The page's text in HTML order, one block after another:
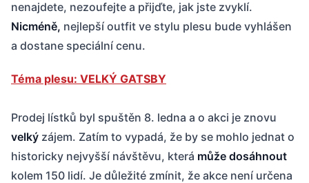
nenajdete, nezoufejte a přijďte, jak jste zvyklí.
Nicméně, nejlepší outfit ve stylu plesu bude vyhlášen
a dostane speciální cenu.
Téma plesu: VELKÝ GATSBY
Prodej lístků byl spuštěn 8. ledna a o akci je znovu
velký zájem. Zatím to vypadá, že by se mohlo jednat o
historicky nejvyšší návštěvu, která může dosáhnout
kolem 150 lidí. Je důležité zmínit, že akce není určena